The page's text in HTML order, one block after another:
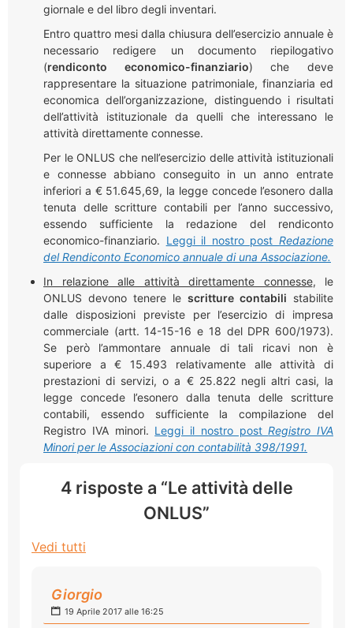
giornale e del libro degli inventari.
Entro quattro mesi dalla chiusura dell’esercizio annuale è
necessario redigere un documento riepilogativo
(rendiconto economico-finanziario) che deve
rappresentare la situazione patrimoniale, finanziaria ed
economica dell’organizzazione, distinguendo i risultati
dell’attività istituzionale da quelli che interessano le
attività direttamente connesse.
Per le ONLUS che nell’esercizio delle attività istituzionali
e connesse abbiano conseguito in un anno entrate
inferiori a € 51.645,69, la legge concede l’esonero dalla
tenuta delle scritture contabili per l’anno successivo,
essendo sufficiente la redazione del rendiconto
economico-finanziario. Leggi il nostro postRedazione
del Rendiconto Economico annuale di una Associazione.
In relazione alle attività direttamente connesse, le
ONLUS devono tenere le scritture contabili stabilite
dalle disposizioni previste per l’esercizio di impresa
commerciale (artt. 14-15-16 e 18 del DPR 600/1973).
Se però l’ammontare annuale di tali ricavi non è
superiore a€ 15.493 relativamente alle attività di
prestazioni di servizi, o a € 25.822 negli altri casi, la
legge concede l’esonero dalla tenuta delle scritture
contabili, essendo sufficiente la compilazione del
Registro IVA minori. Leggi il nostro postRegistro IVA
Minori per le Associazioni con contabilità 398/1991.
4 risposte a “Le attività delle
ONLUS”
Vedi tutti
Giorgio
19 Aprile 2017 alle 16:25